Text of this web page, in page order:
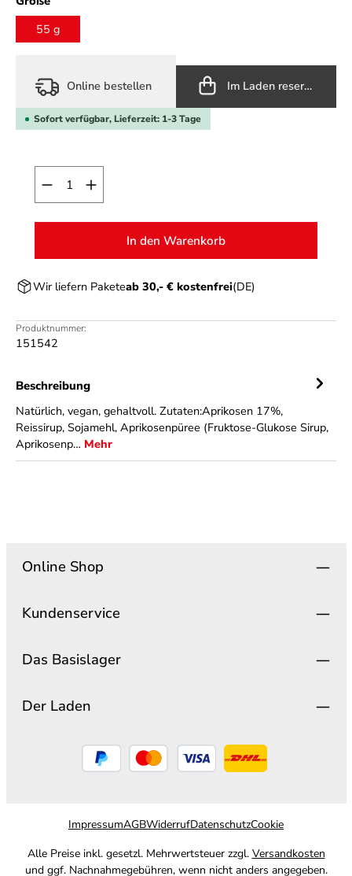
55 g
Online bestellen Im Laden reservieren
Sofort verfügbar, Lieferzeit: 1-3 Tage
Produkt Anzahl: Gib den gewünschten Wert
In den Warenkorb
Wir liefern Paketeab 30,- € kostenfrei(DE)
Produktnummer:
151542
Beschreibung
Natürlich, vegan, gehaltvoll. Zutaten:Aprikosen 17%,
Reissirup, Sojamehl, Aprikosenpüree (Fruktose-Glukose Sirup,
Aprikosenp… Mehr
Online Shop
Kundenservice
Das Basislager
Der Laden
ImpressumAGBWiderrufDatenschutzCookie
Alle Preise inkl. gesetzl. Mehrwertsteuer zzgl. Versandkosten
und ggf. Nachnahmegebühren, wenn nicht anders angegeben.